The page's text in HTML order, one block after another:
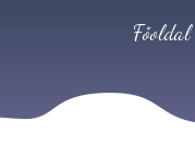
Főoldal